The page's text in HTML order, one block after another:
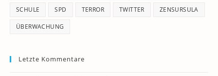
SCHULE SPD TERROR TWITTER ZENSURSULA
ÜBERWACHUNG
Letzte Kommentare